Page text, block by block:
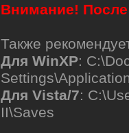
Внимание! После
Также
Для WinXP:
Для Vista/7:
II\Saves